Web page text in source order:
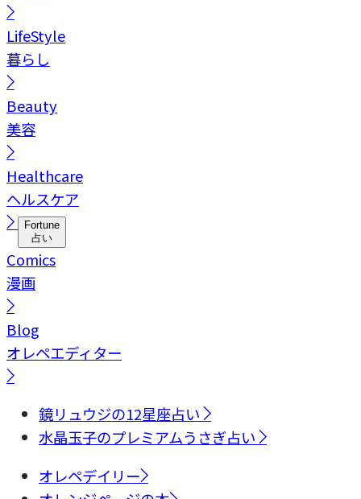
LifeStyle
暮らし
Beauty
美容
Healthcare
ヘルスケア
Fortune
占い
Comics
漫画
Blog
オレペエディター
鏡リュウジの12星座占い
水晶玉子のプレミアムうさぎ占い
オレペデイリー